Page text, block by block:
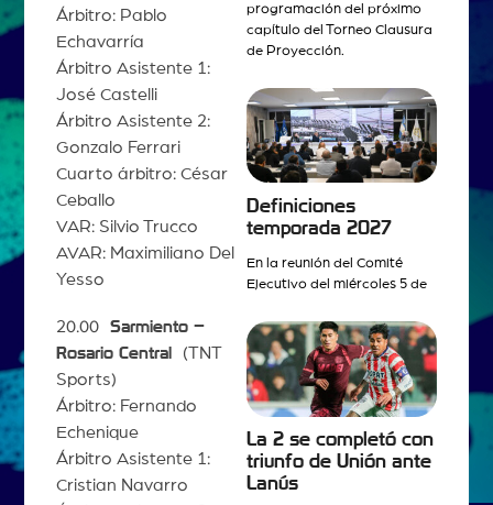
Árbitro: Pablo
Echavarría
Árbitro Asistente 1:
José Castelli
Árbitro Asistente 2:
Gonzalo Ferrari
Cuarto árbitro: César
Ceballo
VAR: Silvio Trucco
AVAR: Maximiliano Del
Yesso
20.00 Sarmiento –
Rosario Central
(TNT
Sports)
Árbitro: Fernando
Echenique
Árbitro Asistente 1:
Cristian Navarro
programación del próximo
capítulo del Torneo Clausura
de Proyección.
Definiciones
temporada 2027
En la reunión del Comité
Ejecutivo del miércoles 5 de
La 2 se completó con
triunfo de Unión ante
Lanús